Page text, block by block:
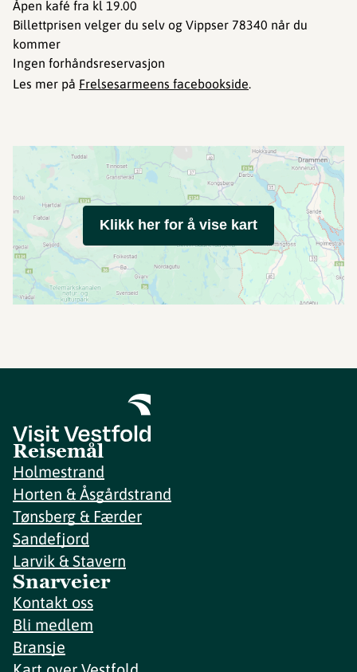
Åpen kafé fra kl 19.00
Billettprisen velger du selv og Vippser 78340 når du
kommer
Ingen forhåndsreservasjon
Les mer på Frelsesarmeens facebookside.
Klikk her for å vise kart
Reisemål
Holmestrand
Horten & Åsgårdstrand
Tønsberg & Færder
Sandefjord
Larvik & Stavern
Snarveier
Kontakt oss
Bli medlem
Bransje